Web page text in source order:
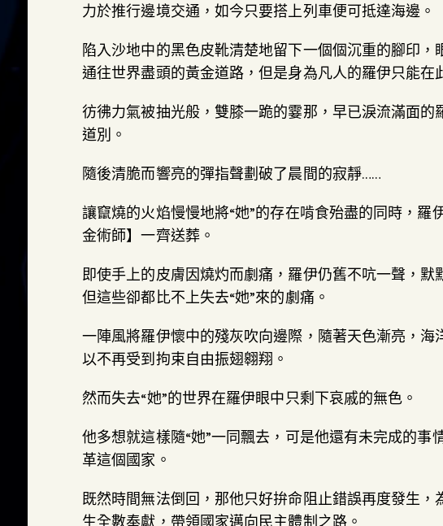
力於推行邊境交通，如今只要搭上列車便可抵達海邊。
陷入沙地中的黑色皮靴清楚地留下一個個沉重的腳印
通往世界盡頭的黃金道路，但是身為凡人的羅伊只能在
彷彿力氣被抽光般，雙膝一跪的霎那，早已淚流滿面的
道別。
隨後清脆而響亮的彈指聲劃破了晨間的寂靜……
讓竄燒的火焰慢慢地將“她”的存在啃食殆盡的同時，羅
金術師】一齊送葬。
即使手上的皮膚因燒灼而劇痛，羅伊仍舊不吭一聲，默
但這些卻都比不上失去“她”來的劇痛。
一陣風將羅伊懷中的殘灰吹向邊際，隨著天色漸亮，海
以不再受到拘束自由振翅翱翔。
然而失去“她”的世界在羅伊眼中只剩下哀戚的無色。
他多想就這樣隨“她”一同飄去，可是他還有未完成的事
革這個國家。
既然時間無法倒回，那他只好拚命阻止錯誤再度發生，
生全數奉獻，帶領國家邁向民主體制之路。